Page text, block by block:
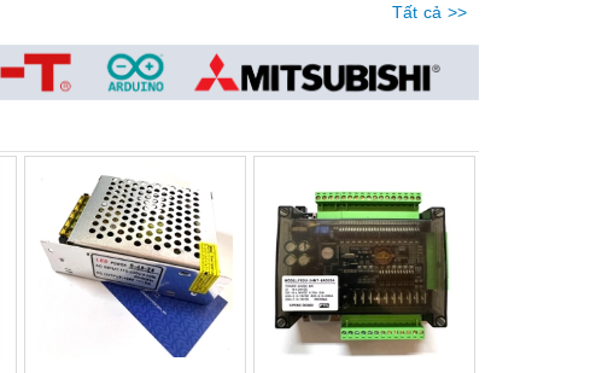
Tất cả >>